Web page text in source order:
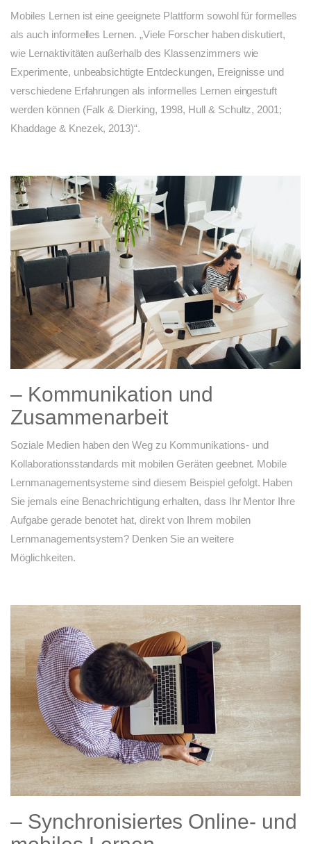
Mobiles Lernen ist eine geeignete Plattform sowohl für formelles
als auch informelles Lernen. „Viele Forscher haben diskutiert,
wie Lernaktivitäten außerhalb des Klassenzimmers wie
Experimente, unbeabsichtigte Entdeckungen, Ereignisse und
verschiedene Erfahrungen als informelles Lernen eingestuft
werden können (Falk & Dierking, 1998, Hull & Schultz, 2001;
Khaddage & Knezek, 2013)“.
– Kommunikation und
Zusammenarbeit
Soziale Medien haben den Weg zu Kommunikations- und
Kollaborationsstandards mit mobilen Geräten geebnet. Mobile
Lernmanagementsysteme sind diesem Beispiel gefolgt. Haben
Sie jemals eine Benachrichtigung erhalten, dass Ihr Mentor Ihre
Aufgabe gerade benotet hat, direkt von Ihrem mobilen
Lernmanagementsystem? Denken Sie an weitere
Möglichkeiten.
– Synchronisiertes Online- und